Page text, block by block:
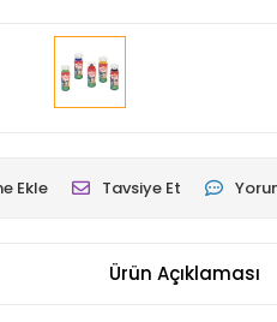
Ekle Tavsiye Et
Ürün Açıklaması